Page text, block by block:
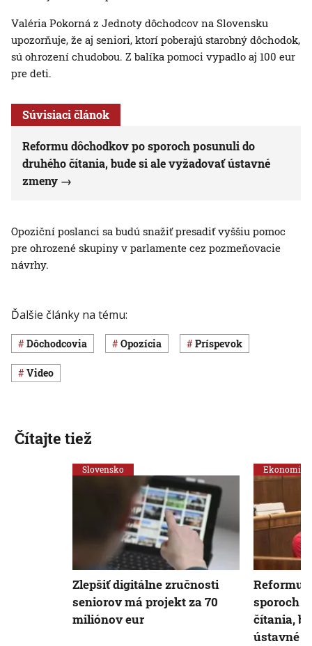
Valéria Pokorná z Jednoty dôchodcov na Slovensku
upozorňuje, že aj seniori, ktorí poberajú starobný dôchodok,
sú ohrození chudobou. Z balíka pomoci vypadlo aj 100 eur
pre deti.
Súvisiaci článok
Reformu dôchodkov po sporoch posunuli do
druhého čítania, bude si ale vyžadovať ústavné
zmeny
Opoziční poslanci sa budú snažiť presadiť vyššiu pomoc
pre ohrozené skupiny v parlamente cez pozmeňovacie
návrhy.
Ďalšie články na tému:
dôchodcovia opozícia príspevok
Video
Čítajte tiež
Slovensko
Zlepšiť digitálne zručnosti
seniorov má projekt za 70
miliónov eur
Ekonomika
Reformu
sporoch
čítania,
ústavné